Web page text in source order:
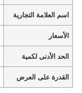
اسم العلامة التجارية
الأسعار
الحد الأدنى لكمية
القدرة على العرض